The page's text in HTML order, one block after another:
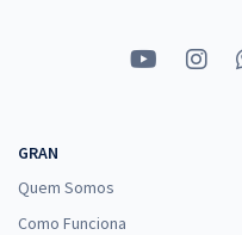
GRAN
Quem Somos
Como Funciona